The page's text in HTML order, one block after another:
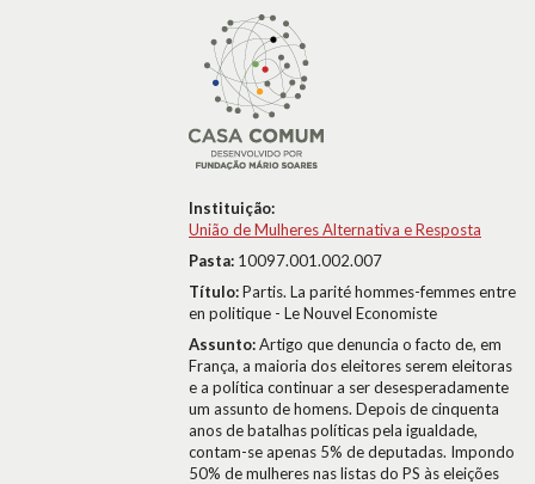
Instituição:
União de Mulheres Alternativa e Resposta
Pasta: 10097.001.002.007
Título:Partis. La parité hommes-femmes entre
en politique - Le Nouvel Economiste
Assunto:Artigo que denuncia o facto de, em
França, a maioria dos eleitores serem eleitoras
e a política continuar a ser desesperadamente
um assunto de homens. Depois de cinquenta
anos de batalhas políticas pela igualdade,
contam-se apenas 5% de deputadas. Impondo
50% de mulheres nas listas do PS às eleições